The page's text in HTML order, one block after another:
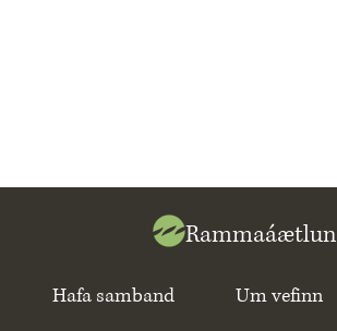
Rammaáætlun
Hafa samband Um vefinn